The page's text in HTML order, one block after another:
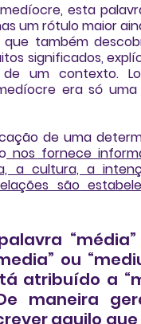
esta
um rótulo maior
também
significados,
de um contexto.
era só
de uma
nos fornece
a cultura, a
são
ou
atribuído a
maneira
aquilo